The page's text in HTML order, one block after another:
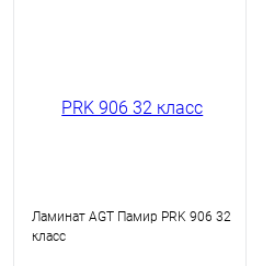
Ламинат AGT Памир PRK 906 32
класс